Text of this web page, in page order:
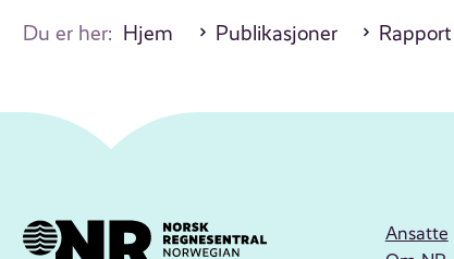
Du er her: Hjem Publikasjoner Rapport
Ansatte